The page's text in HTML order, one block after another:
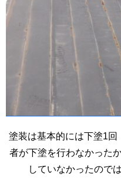
塗装は基本的には下塗1
者が下塗を行わなかった
していなかったので